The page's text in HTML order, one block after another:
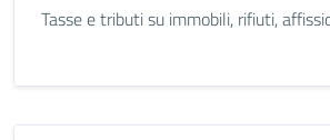
Tasse e tributi su immobili, rifiuti,